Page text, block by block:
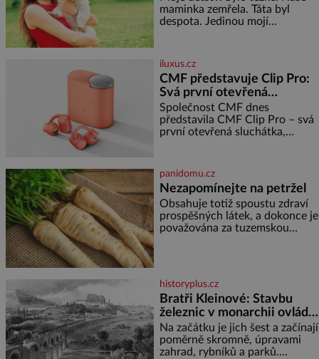
maminka zemřela. Táta byl
despota. Jedinou mojí
dítě měla peklo. Maminka
zemřela, když jsem byla ještě
malá. Otec hodně pil a často
dokázal propít skoro celou
výplatu. Čtyři roky jsem chodila
do školy u nás na vesnici. Měli
mě tam rádi, protože
iluxus.cz
CMF představuje Clip Pro:
Svá první otevřená
sluchátka
Společnost CMF dnes
představila CMF Clip Pro – svá
první otevřená sluchátka,
stejně přirozeně, jako zní. CMF
Clip Pro jsou navržena pro lid
panidomu.cz
Nezapomínejte na petržel
Obsahuje totiž spoustu zdraví
prospěšných látek, a dokonce je
považována za tuzemskou
provitamin A, vitamin E a velké
množství vitamínu C (nejvíce ho
má nať, dokonce třikrát více než
pomeranč, v kořeni je také, ale
je ho desetkrát méně), a
kyselinu listovou. Ale
historyplus.cz
Bratři Kleinové: Stavbu
železnic v monarchii ovládli
samouci
Na začátku je jich šest a začínají
poměrně skromně, úpravami
zahrad, rybníků a parků.